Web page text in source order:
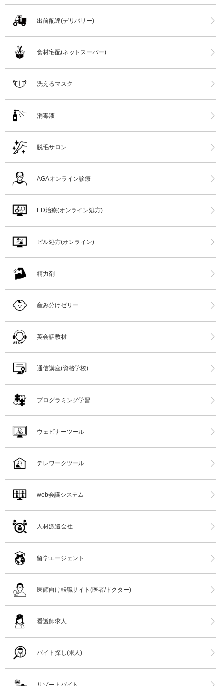
出前配達(デリバリー)
食材宅配(ネットスーパー)
洗えるマスク
消毒液
脱毛サロン
AGAオンライン診療
ED治療(オンライン処方)
ピル処方(オンライン)
精力剤
産み分けゼリー
英会話教材
通信講座(資格学校)
プログラミング学習
ウェビナーツール
テレワークツール
web会議システム
人材派遣会社
留学エージェント
医師向け転職サイト(医者/ドクター)
看護師求人
バイト探し(求人)
リゾートバイト